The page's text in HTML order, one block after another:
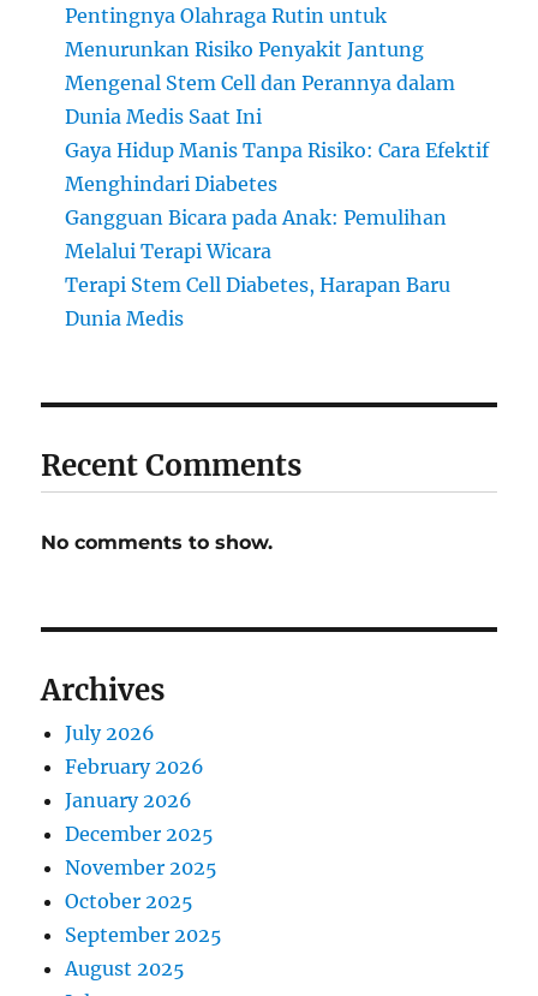
Pentingnya Olahraga Rutin untuk
Menurunkan Risiko Penyakit Jantung
Mengenal Stem Cell dan Perannya dalam
Dunia Medis Saat Ini
Gaya Hidup Manis Tanpa Risiko: Cara Efektif
Menghindari Diabetes
Gangguan Bicara pada Anak: Pemulihan
Melalui Terapi Wicara
Terapi Stem Cell Diabetes, Harapan Baru
Dunia Medis
Recent Comments
No comments to show.
Archives
July 2026
February 2026
January 2026
December 2025
November 2025
October 2025
September 2025
August 2025